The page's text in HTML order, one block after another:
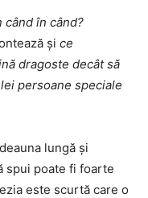
în când?
și ce
dragoste decât să
persoane speciale
lungă și
spui poate fi foarte
este scurtă care o